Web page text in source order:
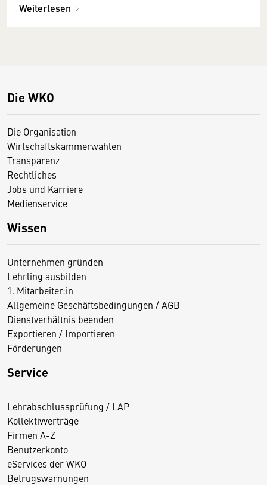
Weiterlesen
Die WKO
Die Organisation
Wirtschaftskammerwahlen
Transparenz
Rechtliches
Jobs und Karriere
Medienservice
Wissen
Unternehmen gründen
Lehrling ausbilden
1. Mitarbeiter:in
Allgemeine Geschäftsbedingungen / AGB
Dienstverhältnis beenden
Exportieren / Importieren
Förderungen
Service
Lehrabschlussprüfung / LAP
Kollektivverträge
Firmen A-Z
Benutzerkonto
eServices der WKO
Betrugswarnungen